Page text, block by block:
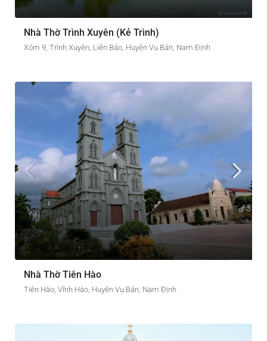
Nhà Thờ Trình Xuyên (Kẻ Trình)
Xóm 9, Trình Xuyên, Liên Bảo, Huyện Vụ Bản, Nam Định
Nhà Thờ Tiên Hào
Tiên Hào, Vĩnh Hào, Huyện Vụ Bản, Nam Định